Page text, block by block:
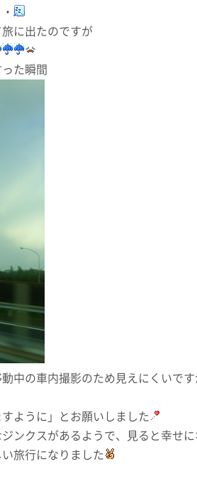
旅に出たのですが
た瞬間
動中の車内撮影のため見えにくいで
ように」とお願いしました
ンクスがあるようで、見ると幸せ
旅行になりました